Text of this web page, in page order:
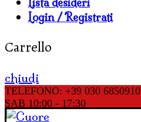
Login / Registrati
Carrello
chiudi
TELEFONO: +39 030 6850910
SAB 10:00 - 17:30